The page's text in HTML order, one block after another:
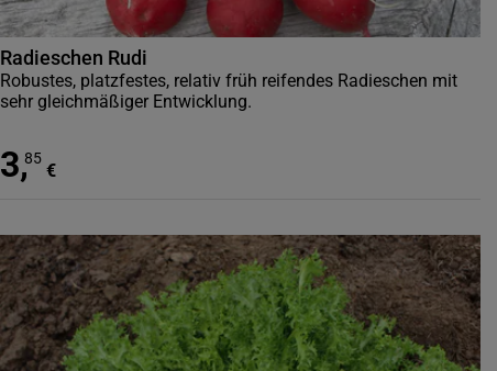
Radieschen Rudi
Robustes, platzfestes, relativ früh reifendes Radieschen mit
sehr gleichmäßiger Entwicklung.
3,85
€